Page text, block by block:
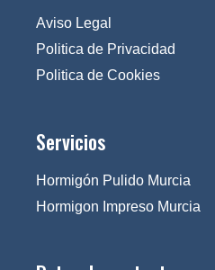
Aviso Legal
Politica de Privacidad
Politica de Cookies
Servicios
Hormigón Pulido Murcia
Hormigon Impreso Murcia